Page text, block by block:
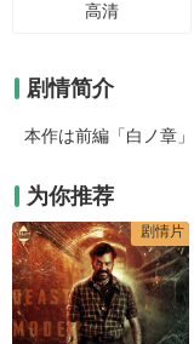
高清
剧情简介
本作は前編「白ノ章
为你推荐
剧情片